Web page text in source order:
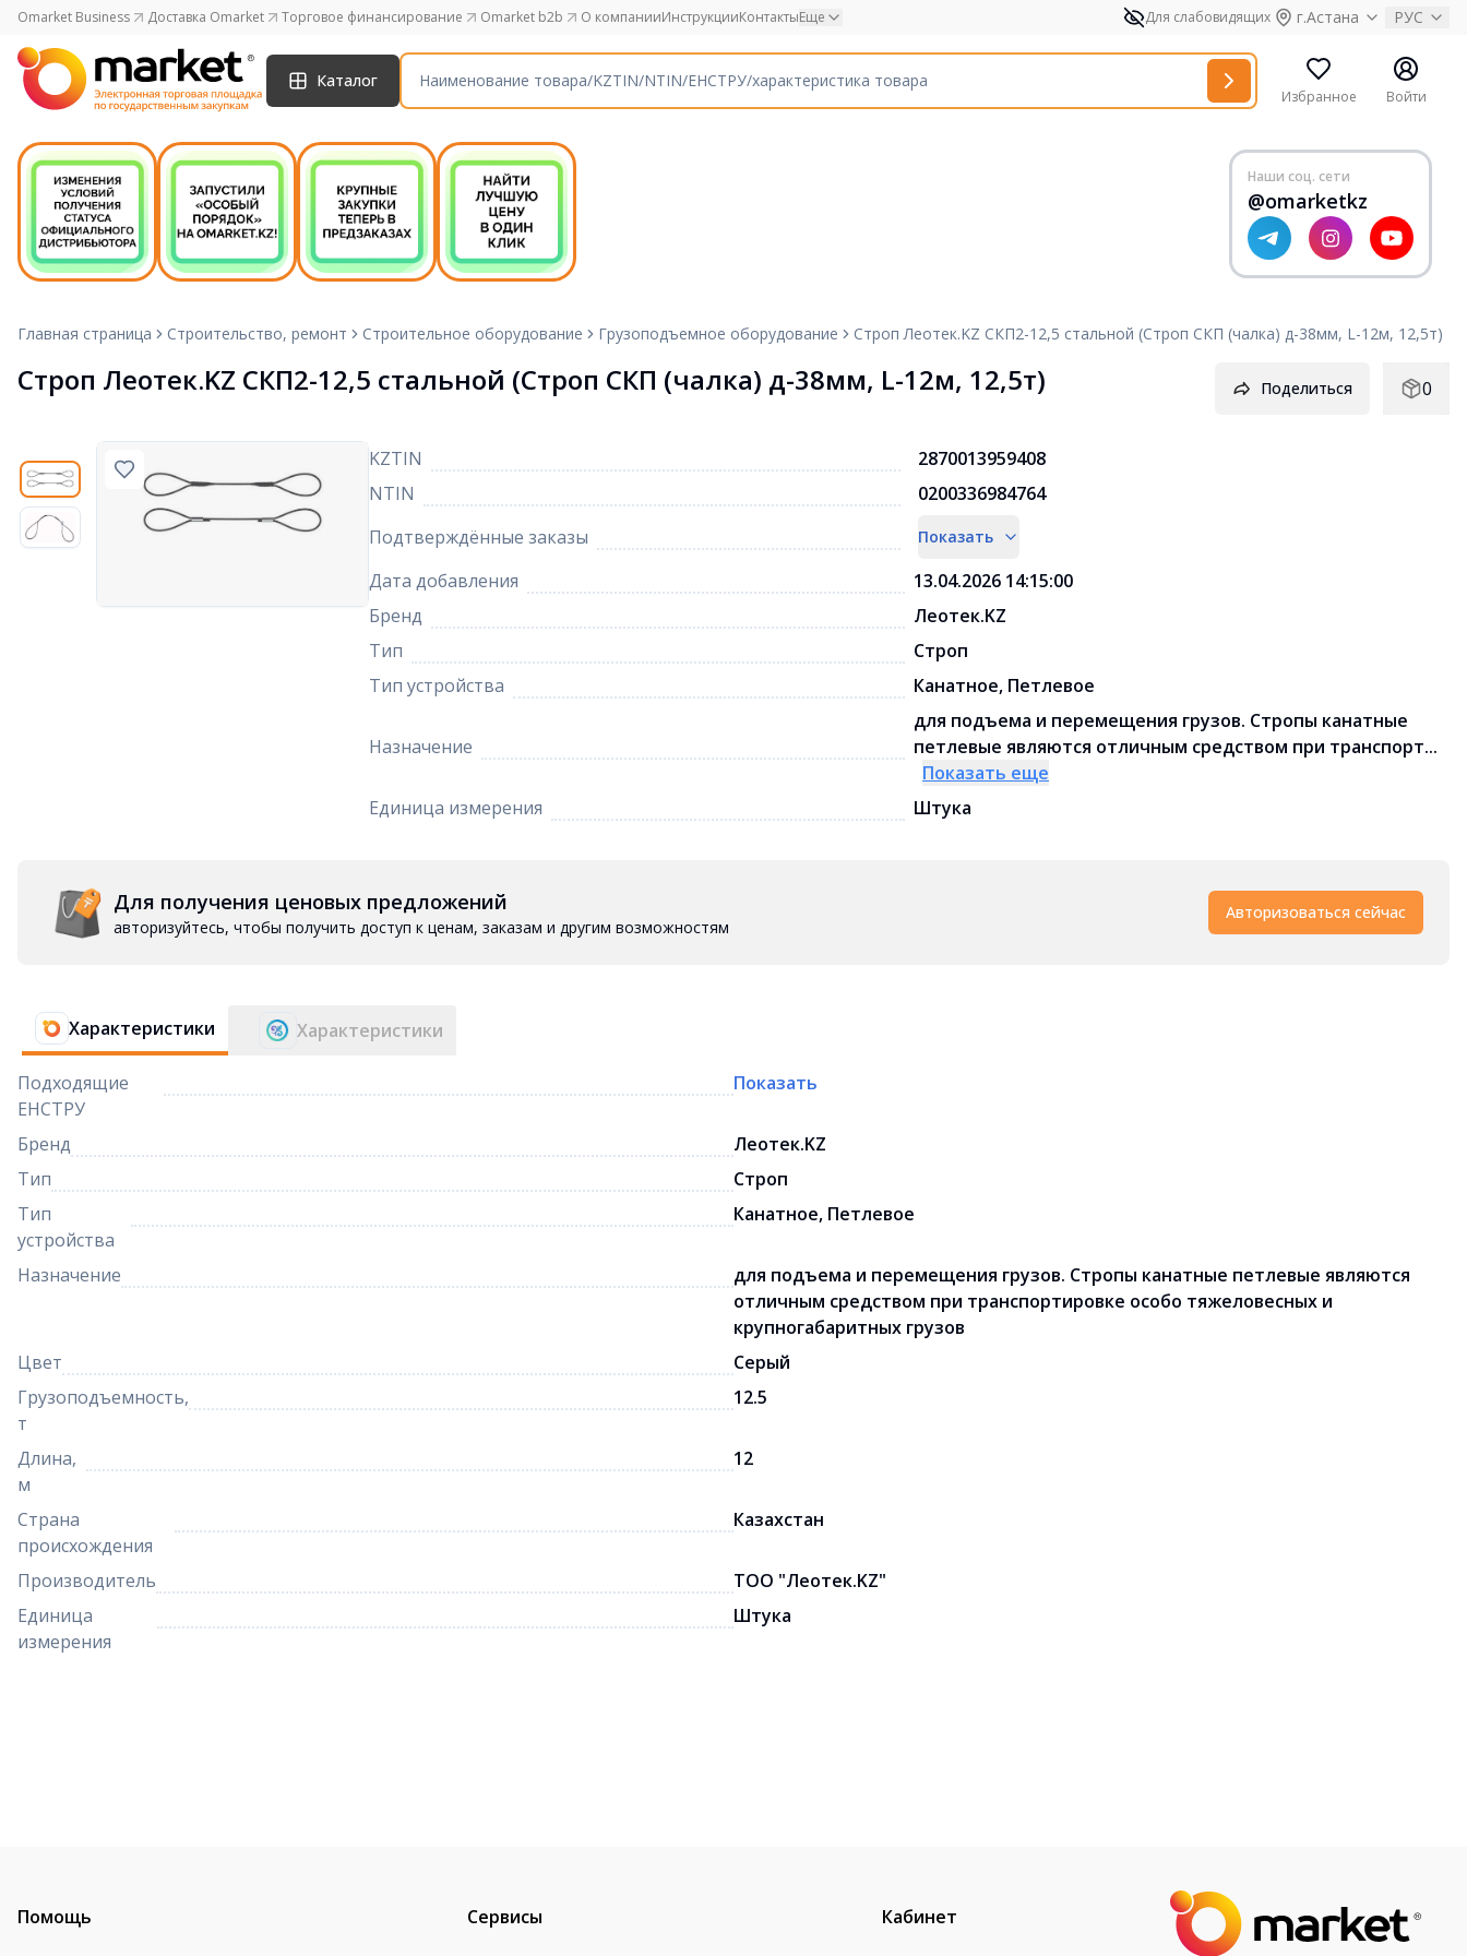
Omarket Business Доставка Omarket Торговое финансирование Omarket b2b О компанииИнструкцииКонтактыЕще Для слабовидящих г.Астана РУС
Каталог
Избранное Войти
Наши соц. сети
@omarketkz
Главная страница Строительство, ремонт Строительное оборудование Грузоподъемное оборудование Строп Леотек.KZ СКП2-12,5 стальной (Строп СКП (чалка) д-38мм, L-12м, 12,5т)
Строп Леотек.KZ СКП2-12,5 стальной (Строп СКП (чалка) д-38мм, L-12м, 12,5т) Поделиться 0
KZTIN
2870013959408
NTIN
0200336984764
Подтверждённые заказы
Показать
Дата добавления
13.04.2026 14:15:00
Бренд
Леотек.KZ
Тип
Строп
Тип устройства
Канатное, Петлевое
Назначение
для подъема и перемещения грузов. Стропы канатные
петлевые являются отличным средством при транспорт...
Показать еще
Единица измерения
Штука
Для получения ценовых предложений
авторизуйтесь, чтобы получить доступ к ценам, заказам и другим возможностям
Авторизоваться сейчас
Характеристики Характеристики
Подходящие
ЕНСТРУ
Показать
Бренд
Леотек.KZ
Тип
Строп
Тип
устройства
Канатное, Петлевое
Назначение
для подъема и перемещения грузов. Стропы канатные петлевые являются
отличным средством при транспортировке особо тяжеловесных и
крупногабаритных грузов
Цвет
Серый
Грузоподъемность,
т
12.5
Длина,
м
12
Страна
происхождения
Казахстан
Производитель
ТОО "Леотек.KZ"
Единица
измерения
Штука
Помощь Сервисы Кабинет